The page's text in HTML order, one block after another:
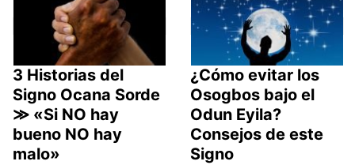
3 Historias del
Signo Ocana Sorde
≫ «Si NO hay
bueno NO hay
malo»
¿Cómo evitar los
Osogbos bajo el
Odun Eyila?
Consejos de este
Signo